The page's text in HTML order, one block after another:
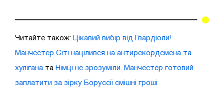
Читайте також: Цікавий вибір від Гвардіоли!
Манчестер Сіті націлився на антирекордсмена та
хулігана та Німці не зрозуміли. Манчестер готовий
заплатити за зірку Боруссії смішні гроші